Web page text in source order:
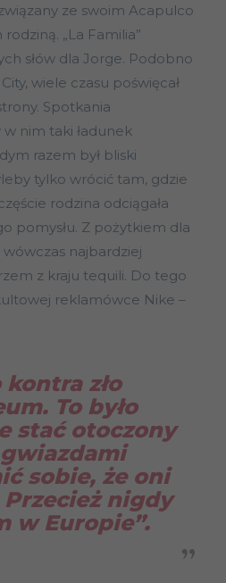
ze swoim Acapulco
„La Familia”
słów dla Jorge. Podobno
wiele czasu poświęcał
Spotkania
w nim taki ładunek
razem był bliski
tylko wrócić tam, gdzie
rodzina odciągała
pomysłu. Z pożytkiem dla
wówczas najbardziej
z kraju tequili. Do tego
reklamówce Nike –
zło
To było
stać otoczony
sobie, że oni
nigdy
w Europie”.